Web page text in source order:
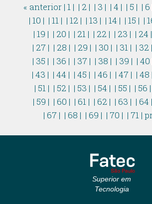
« anterior| 1 | | 2 | | 3 | | 4 | | 5 | | 6
| 10 | | 11 | | 12 | | 13 | | 14 | | 15 | |
| 19 | | 20 | | 21 | | 22 | | 23 | | 24 |
| 27 | | 28 | | 29 | | 30 | | 31 | | 32 |
| 35 | | 36 | | 37 | | 38 | | 39 | | 40
| 43 | | 44 | | 45 | | 46 | | 47 | | 48 |
| 51 | | 52 | | 53 | | 54 | | 55 | | 56 |
| 59 | | 60 | | 61 | | 62 | | 63 | | 64 |
| 67 | | 68 | | 69 | | 70 | | 71 |
Superior em
Tecnologia